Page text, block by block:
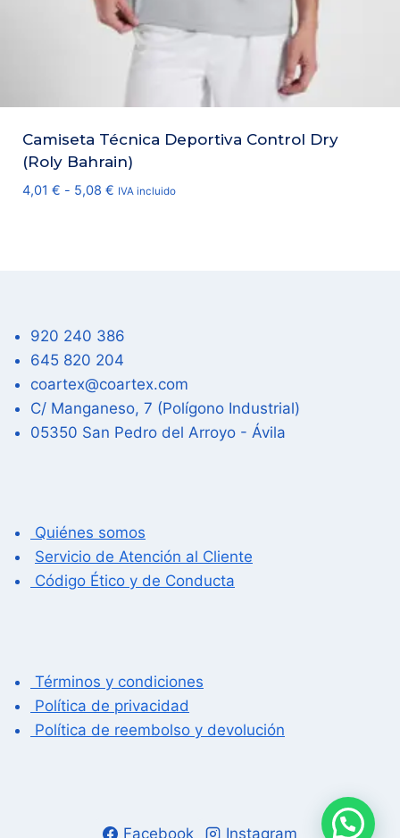
Camiseta Técnica Deportiva Control Dry
(Roly Bahrain)
4,01 € - 5,08 €Rango
IVA incluido
920 240 386
645 820 204
coartex@coartex.com
C/ Manganeso, 7 (Polígono Industrial)
05350 San Pedro del Arroyo - Ávila
Quiénes somos
Servicio de Atención al Cliente
Código Ético y de Conducta
Términos y condiciones
Política de privacidad
Política de reembolso y devolución
Facebook Instagram